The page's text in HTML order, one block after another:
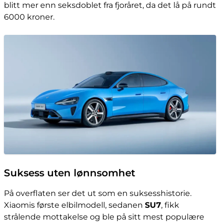
blitt mer enn seksdoblet fra fjoråret, da det lå på rundt
6000 kroner.
Suksess uten lønnsomhet
På overflaten ser det ut som en suksesshistorie.
Xiaomis første elbilmodell, sedanen SU7, fikk
strålende mottakelse og ble på sitt mest populære